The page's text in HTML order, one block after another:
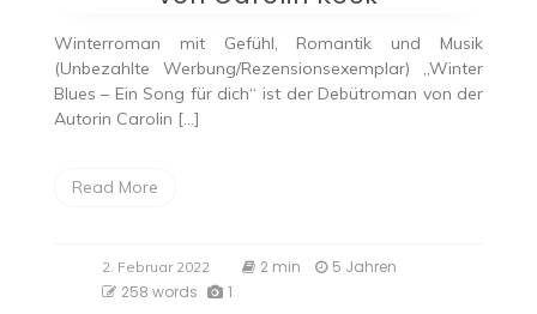
Winterroman mit Gefühl, Romantik und Musik
(Unbezahlte Werbung/Rezensionsexemplar) „Winter
Blues – Ein Song für dich“ ist der Debütroman von der
Autorin Carolin […]
Read More
2. Februar 2022 2 min
5 Jahren
258 words
1